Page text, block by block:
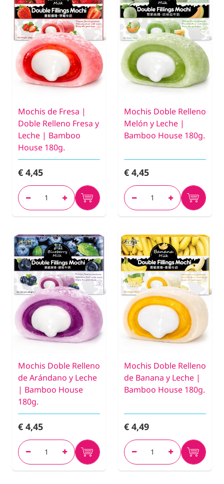
Mochis de Fresa |
Doble Relleno Fresa y
Leche | Bamboo
House 180g.
€ 4,45
Mochis Doble Relleno
Melón y Leche |
Bamboo House 180g.
€ 4,45
Mochis Doble Relleno
de Arándano y Leche
| Bamboo House
180g.
€ 4,45
Mochis Doble Relleno
de Banana y Leche |
Bamboo House 180g.
€ 4,49